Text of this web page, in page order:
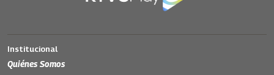
Institucional
Quiénes Somos